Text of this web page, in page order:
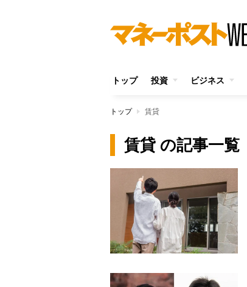
トップ 投資 ビジネス
トップ 賃貸
賃貸 の記事一覧